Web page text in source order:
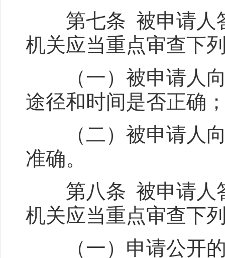
第七条 被申请人答
机关应当重点审查下
（一）被申请人向
途径和时间是否正确
（二）被申请人向
准确。
第八条 被申请人答
机关应当重点审查下
（一）申请公开的